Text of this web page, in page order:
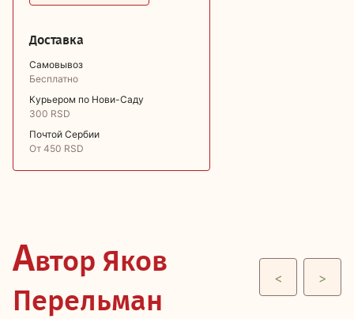
Доставка
Самовывоз
Бесплатно
Курьером по Нови-Саду
300 RSD
Почтой Сербии
От 450 RSD
Автор Яков
Перельман
< >